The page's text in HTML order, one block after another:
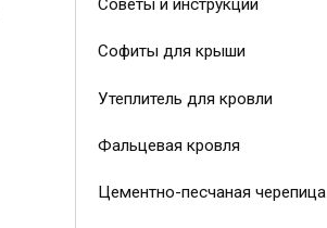
Советы и инструкции
Софиты для крыши
Утеплитель для кровли
Фальцевая кровля
Цементно-песчаная черепица